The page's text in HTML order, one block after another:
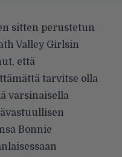
sitten perustetun
Valley Girlsin
että
tarvitse olla
varsinaisella
Bonnie